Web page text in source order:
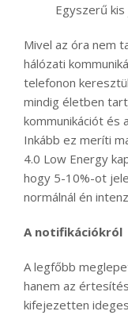
Egyszerű
Mivel az óra nem
hálózati
telefonon
mindig életben
kommunikációt és
Inkább ez meríti
4.0 Low Energy
hogy 5-10%-ot
normálnál én
A notifikációkról
A legfőbb
hanem az
kifejezetten